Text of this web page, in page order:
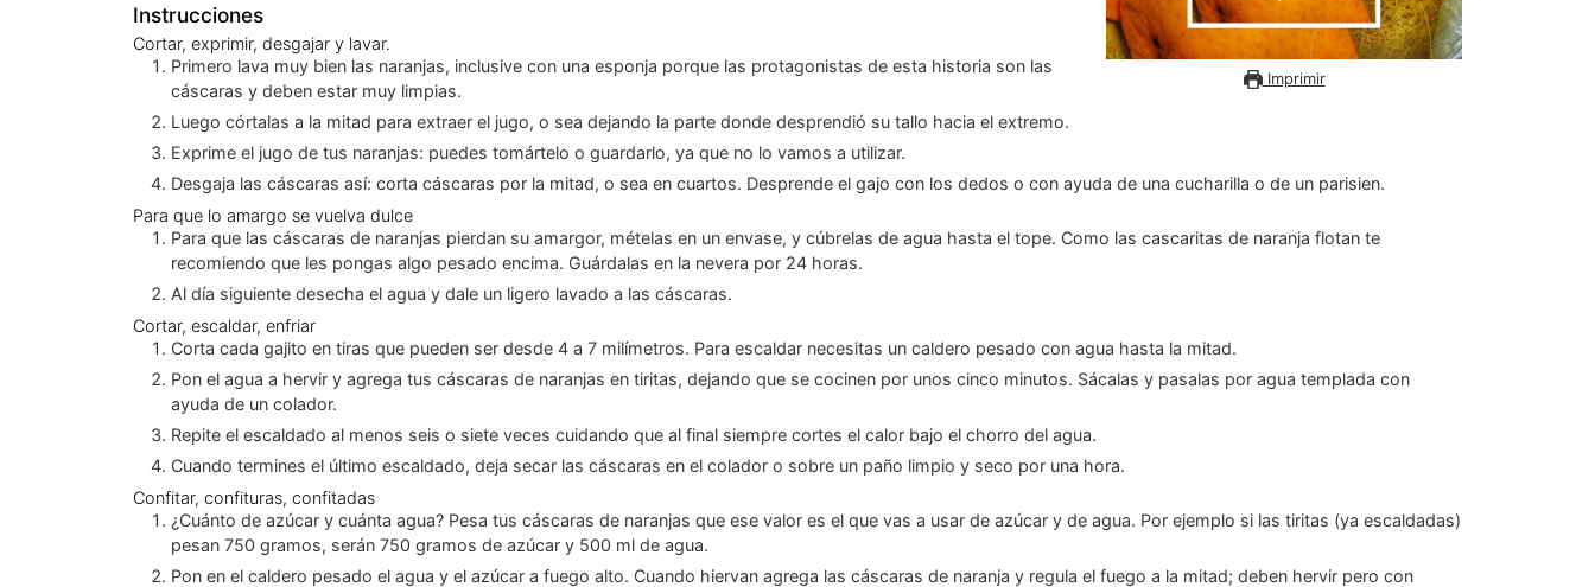
Imprimir
Instrucciones
Cortar, exprimir, desgajar y lavar.
Primero lava muy bien las naranjas, inclusive con una esponja porque las protagonistas de esta historia son las
cáscaras y deben estar muy limpias.
Luego córtalas a la mitad para extraer el jugo, o sea dejando la parte donde desprendió su tallo hacia el extremo.
Exprime el jugo de tus naranjas: puedes tomártelo o guardarlo, ya que no lo vamos a utilizar.
Desgaja las cáscaras así: corta cáscaras por la mitad, o sea en cuartos. Desprende el gajo con los dedos o con ayuda de una cucharilla o de un parisien.
Para que lo amargo se vuelva dulce
Para que las cáscaras de naranjas pierdan su amargor, mételas en un envase, y cúbrelas de agua hasta el tope. Como las cascaritas de naranja flotan te
recomiendo que les pongas algo pesado encima. Guárdalas en la nevera por 24 horas.
Al día siguiente desecha el agua y dale un ligero lavado a las cáscaras.
Cortar, escaldar, enfriar
Corta cada gajito en tiras que pueden ser desde 4 a 7 milímetros. Para escaldar necesitas un caldero pesado con agua hasta la mitad.
Pon el agua a hervir y agrega tus cáscaras de naranjas en tiritas, dejando que se cocinen por unos cinco minutos. Sácalas y pasalas por agua templada con
ayuda de un colador.
Repite el escaldado al menos seis o siete veces cuidando que al final siempre cortes el calor bajo el chorro del agua.
Cuando termines el último escaldado, deja secar las cáscaras en el colador o sobre un paño limpio y seco por una hora.
Confitar, confituras, confitadas
¿Cuánto de azúcar y cuánta agua? Pesa tus cáscaras de naranjas que ese valor es el que vas a usar de azúcar y de agua. Por ejemplo si las tiritas (ya escaldadas)
pesan 750 gramos, serán 750 gramos de azúcar y 500 ml de agua.
Pon en el caldero pesado el agua y el azúcar a fuego alto. Cuando hiervan agrega las cáscaras de naranja y regula el fuego a la mitad; deben hervir pero con